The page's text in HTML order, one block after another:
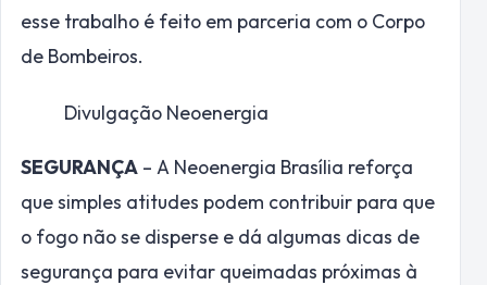
esse trabalho é feito em parceria com o Corpo
de Bombeiros.
Divulgação Neoenergia
SEGURANÇA – A Neoenergia Brasília reforça
que simples atitudes podem contribuir para que
o fogo não se disperse e dá algumas dicas de
segurança para evitar queimadas próximas à